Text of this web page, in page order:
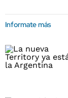
Informate más